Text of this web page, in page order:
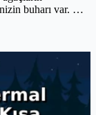
buharı var. Ne